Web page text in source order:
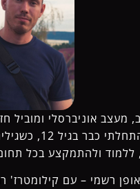
מעצב אוניברסלי ומוביל
משתמש. את
ללמוד ולהתמקצע בכל
באופן רשמי – עם